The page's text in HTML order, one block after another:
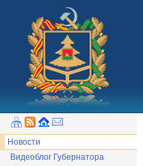
Новости
Видеоблог Губернатора